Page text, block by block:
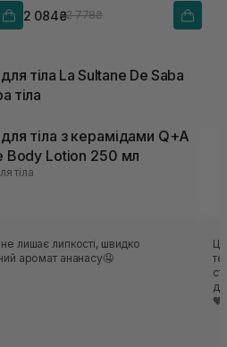
2 084₴2 778₴
тіла La Sultane De Saba
тіла
тіла з керамідами Q+A
Body Lotion 250 мл
тіла
лишає липкості, швидко
аромат ананасу🤤